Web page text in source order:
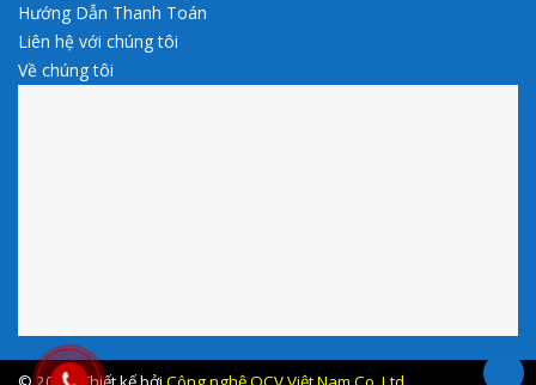
Hướng Dẫn Thanh Toán
Liên hệ với chúng tôi
Về chúng tôi